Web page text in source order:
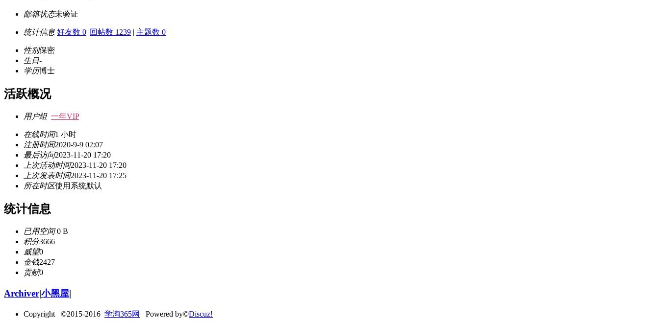
邮箱状态未验证
统计信息 好友数 0 |回帖数 1239 | 主题数 0
性别保密
生日-
学历博士
活跃概况
用户组 一年VIP
在线时间1 小时
注册时间2020-9-9 02:07
最后访问2023-11-20 17:20
上次活动时间2023-11-20 17:20
上次发表时间2023-11-20 17:25
所在时区使用系统默认
统计信息
已用空间0 B
积分3666
威望0
金钱2427
贡献0
Archiver|小黑屋|
Copyright ©2015-2016 学淘365网 Powered by©Discuz!